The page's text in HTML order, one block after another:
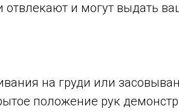
и могут выдать
на груди или
положение рук